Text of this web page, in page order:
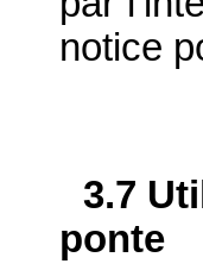
notice
3.7
ponte